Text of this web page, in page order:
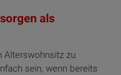
als
Alterswohnsitz zu
sein, wenn bereits